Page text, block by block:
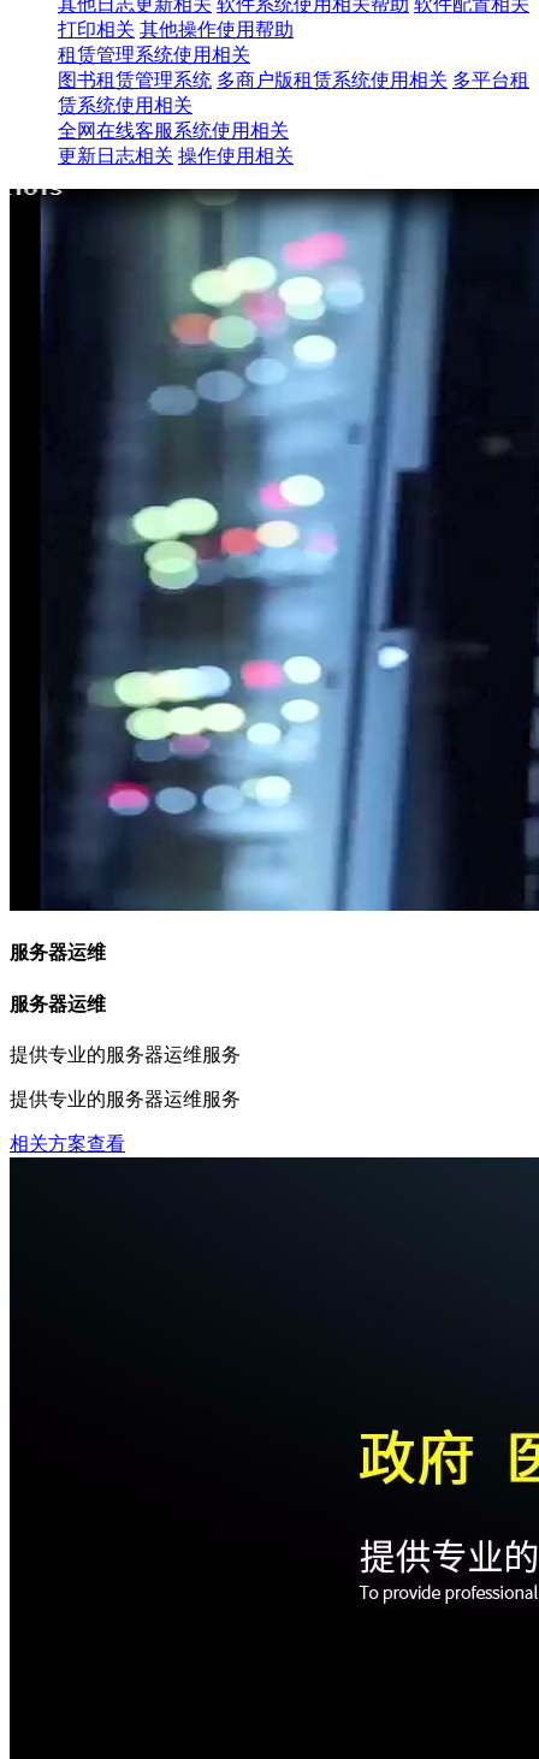
其他日志更新相关 软件系统使用相关帮助 软件配置相关
打印相关 其他操作使用帮助
租赁管理系统使用相关
图书租赁管理系统 多商户版租赁系统使用相关 多平台租
赁系统使用相关
全网在线客服系统使用相关
更新日志相关 操作使用相关
服务器运维
服务器运维
提供专业的服务器运维服务
提供专业的服务器运维服务
相关方案查看